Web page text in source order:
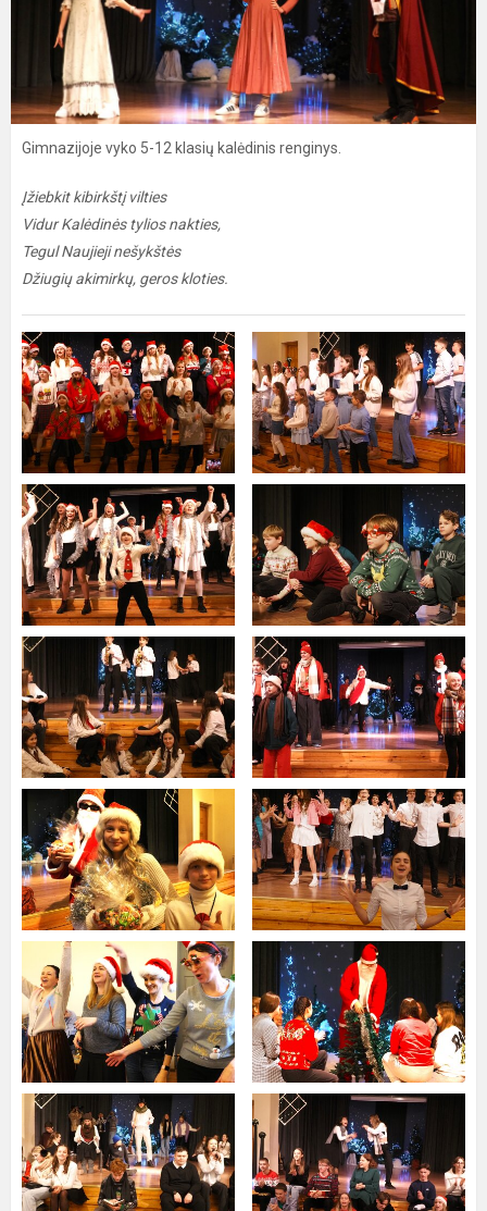
Gimnazijoje vyko 5-12 klasių kalėdinis renginys.
Įžiebkit kibirkštį vilties
Vidur Kalėdinės tylios nakties,
Tegul Naujieji nešykštės
Džiugių akimirkų, geros kloties.